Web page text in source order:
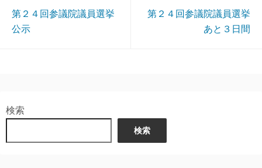
第２４回参議院議員選挙
公示
第２４回参議院議員選挙
あと３日間
検索
検索